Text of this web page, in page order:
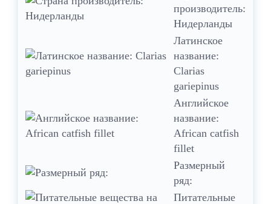
производитель:
Нидерланды
Латинское
название:
Clarias
gariepinus
Английское
название:
African catfish
fillet
Размерный
ряд:
Питательные